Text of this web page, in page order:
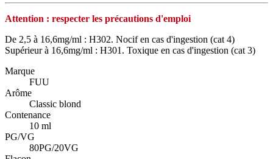
Attention : respecter les précautions d'emploi
De 2,5 à 16,6mg/ml : H302. Nocif en cas d'ingestion (cat 4)
Supérieur à 16,6mg/ml : H301. Toxique en cas d'ingestion (cat 3)
Marque
FUU
Arôme
Classic blond
Contenance
10 ml
PG/VG
80PG/20VG